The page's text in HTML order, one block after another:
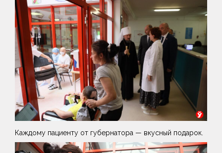
Каждому пациенту от губернатора — вкусный подарок.